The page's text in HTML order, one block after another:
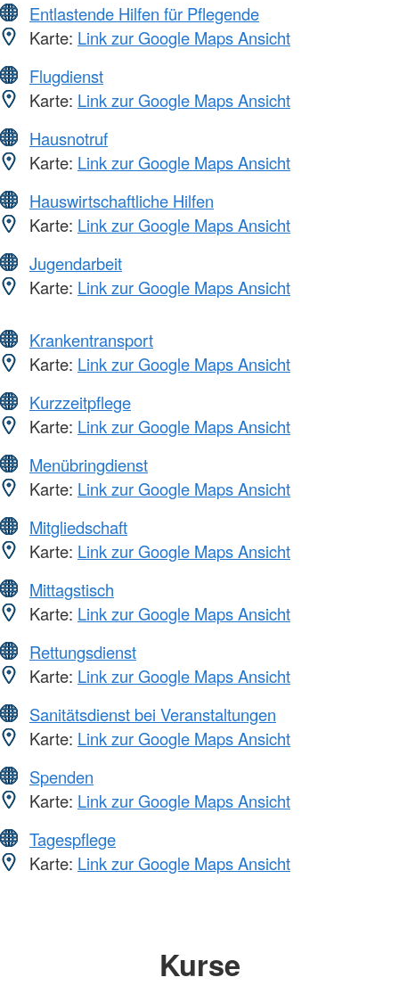
Entlastende Hilfen für Pflegende
Karte: Link zur Google Maps Ansicht
Flugdienst
Karte: Link zur Google Maps Ansicht
Hausnotruf
Karte: Link zur Google Maps Ansicht
Hauswirtschaftliche Hilfen
Karte: Link zur Google Maps Ansicht
Jugendarbeit
Karte: Link zur Google Maps Ansicht
Krankentransport
Karte: Link zur Google Maps Ansicht
Kurzzeitpflege
Karte: Link zur Google Maps Ansicht
Menübringdienst
Karte: Link zur Google Maps Ansicht
Mitgliedschaft
Karte: Link zur Google Maps Ansicht
Mittagstisch
Karte: Link zur Google Maps Ansicht
Rettungsdienst
Karte: Link zur Google Maps Ansicht
Sanitätsdienst bei Veranstaltungen
Karte: Link zur Google Maps Ansicht
Spenden
Karte: Link zur Google Maps Ansicht
Tagespflege
Karte: Link zur Google Maps Ansicht
Kurse